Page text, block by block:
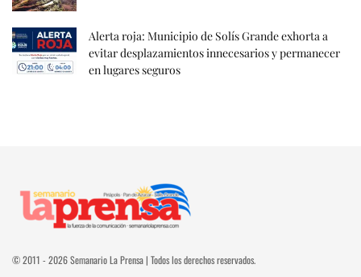
Alerta roja: Municipio de Solís Grande exhorta a
evitar desplazamientos innecesarios y permanecer
en lugares seguros
© 2011 - 2026 Semanario La Prensa | Todos los derechos reservados.